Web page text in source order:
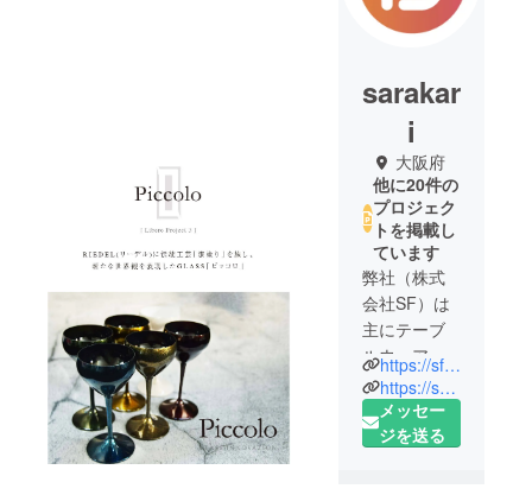
sarakar
i
大阪府
他に20件の
プロジェク
トを掲載し
ています
弊社（株式
会社SF）は
主にテーブ
ルウェアに
関する企業
です。
https://sfsf.jp
https://sarakari.jp/
メッセー
ジを送る